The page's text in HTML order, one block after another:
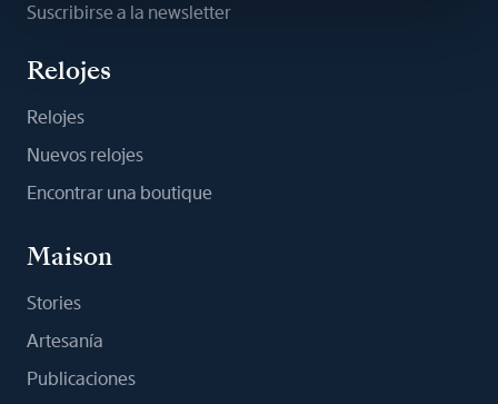
Suscribirse a la newsletter
Relojes
Relojes
Nuevos relojes
Encontrar una boutique
Maison
Stories
Artesanía
Publicaciones